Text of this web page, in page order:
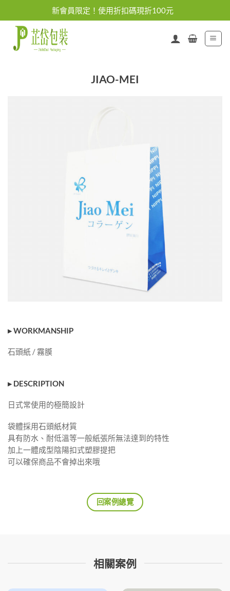
content
新會員限定！使用折扣碼現折100元
JIAO-MEI
▸ WORKMANSHIP
石頭紙 / 霧膜
▸ DESCRIPTION
日式常使用的極簡設計
袋體採用石頭紙材質
具有防水、耐低溫等一般紙張所無法達到的特性
加上一體成型陰陽扣式塑膠提把
可以確保商品不會掉出來哦
回案例總覽
相關案例